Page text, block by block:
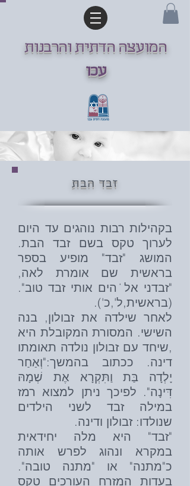
המועצה הדתית והרבנות
עכו
זבד הבת
בקהילות רבות נוהגים עד היום
לערוך טקס בשם זבד הבת.
המושג "זבד" מופיע בספר
בראשית שם אומרת לאה,
"זבדני אל˙הים אותי זבד טוב".
(בראשית,ל',כ').
לאחר שילדה את זבולון, בנה
השישי. המסורת המקובלת היא
,שיחד עם זבולון נולדה תאומתו
דינה. ככתוב בהמשך:"וְאַחַר
יָלְדָה בַּת וַתִּקְרָא אֶת שְׁמָהּ
דִּינָה". לפיכך ניתן למצוא רמז
במילה זבד לשני הילדים
שנולדו: זבולון ודינה.‏‏
"זבד" היא מלה יחידאית
במקרא ונהוג לפרש אותה
כ"מתנה" או "מתנה טובה".
בעדות המזרח העורכים טקס